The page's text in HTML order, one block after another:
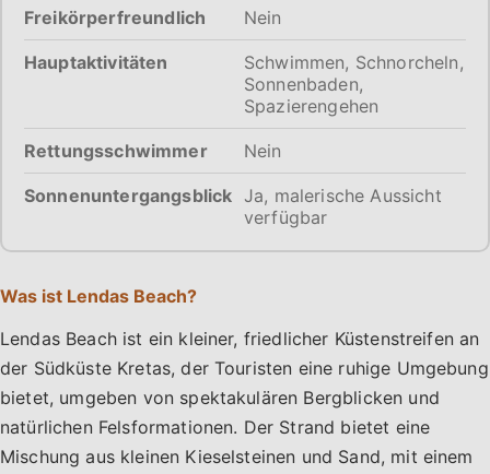
Freikörperfreundlich Nein
Hauptaktivitäten
Schwimmen, Schnorcheln,
Sonnenbaden,
Spazierengehen
Rettungsschwimmer Nein
Sonnenuntergangsblick Ja, malerische Aussicht
verfügbar
Was ist Lendas Beach?
Lendas Beach ist ein kleiner, friedlicher Küstenstreifen an
der Südküste Kretas, der Touristen eine ruhige Umgebung
bietet, umgeben von spektakulären Bergblicken und
natürlichen Felsformationen. Der Strand bietet eine
Mischung aus kleinen Kieselsteinen und Sand, mit einem